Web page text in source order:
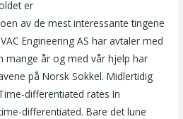
er
av de mest interessante tingene
Engineering AS har avtaler med
mange år og med vår hjelp har
på Norsk Sokkel. Midlertidig
differentiated rates In
differentiated. Bare det lune